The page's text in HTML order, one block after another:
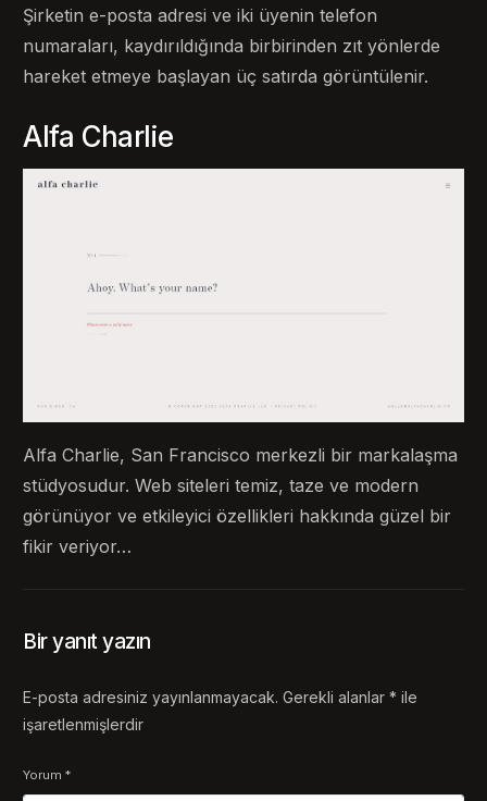
Şirketin e-posta adresi ve iki üyenin telefon
numaraları, kaydırıldığında birbirinden zıt yönlerde
hareket etmeye başlayan üç satırda görüntülenir.
Alfa Charlie
Alfa Charlie, San Francisco merkezli bir markalaşma
stüdyosudur. Web siteleri temiz, taze ve modern
görünüyor ve etkileyici özellikleri hakkında güzel bir
fikir veriyor…
Bir yanıt yazın
E-posta adresiniz yayınlanmayacak. Gerekli alanlar* ile
işaretlenmişlerdir
Yorum*